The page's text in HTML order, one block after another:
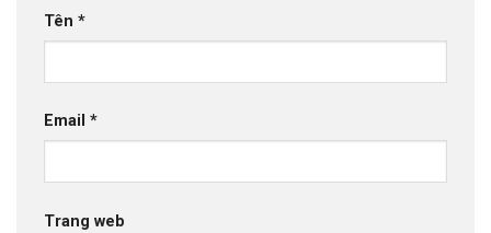
Tên *
Email *
Trang web